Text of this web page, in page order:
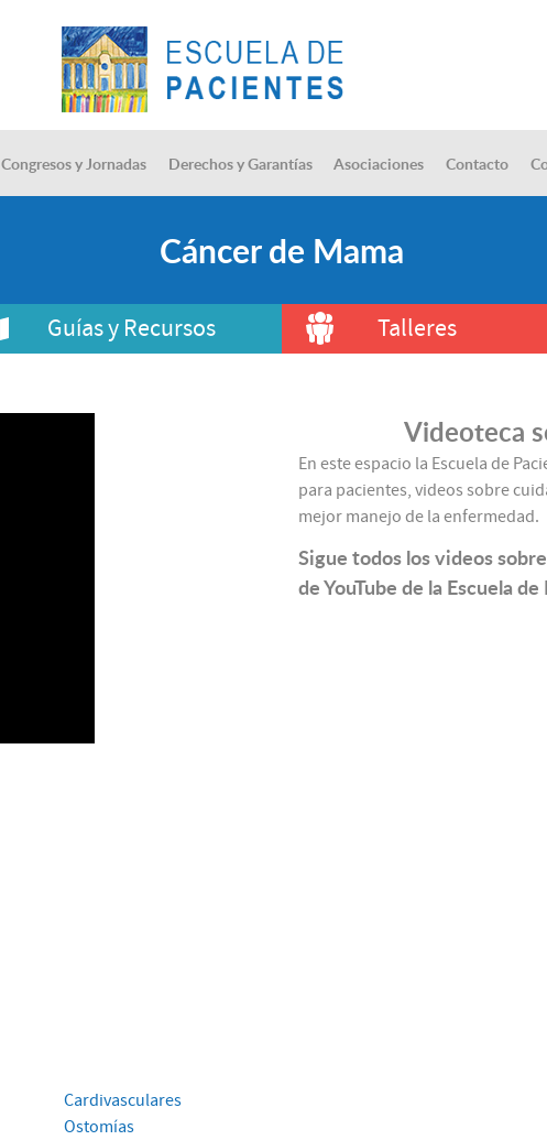
Congresos y Jornadas Derechos y Garantías Asociaciones Contacto
Cáncer de Mama
Guías y Recursos Talleres
Videoteca
En este espacio la Escuela de
para pacientes, videos sobre
mejor manejo de la enfermedad.
Sigue todos los videos sobre
de YouTube de la Escuela
Cardivasculares
Ostomías